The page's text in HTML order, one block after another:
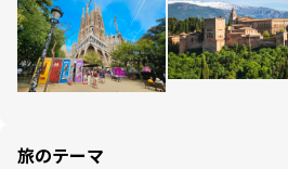
旅のテーマ